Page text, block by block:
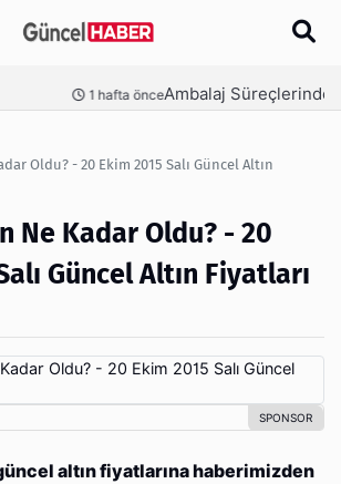
Ambalaj Süreçlerinde Yeni Nesil Verimliliği Olimpack ile Yakalayın 3 hafta önce
Oldu? - 20 Ekim 2015 Salı Güncel Altın
Ne Kadar Oldu? - 20
Güncel Altın Fiyatları
güncel altın fiyatlarına haberimizden